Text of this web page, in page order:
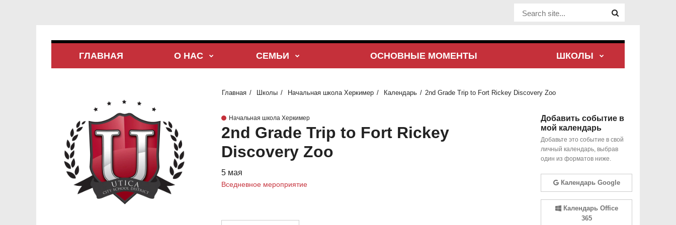
Website Site
ГЛАВНАЯ О НАС СЕМЬИ ОСНОВНЫЕ МОМЕНТЫ ШКОЛЫ
Главная Школы Начальная школа Херкимер Календарь 2nd Grade Trip to Fort Rickey Discovery Zoo
Начальная школа Херкимер
2nd Grade Trip to Fort Rickey
Discovery Zoo
5 мая
Вседневное мероприятие
Добавить событие в
мой календарь
Добавьте это событие в свой
личный календарь, выбрав
один из форматов ниже.
Календарь Google
Календарь Office
365